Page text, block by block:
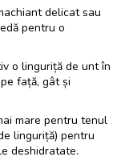
delicat sau
pentru o
o linguriță de unt în
față, gât și
mare pentru tenul
linguriță) pentru
deshidratate.